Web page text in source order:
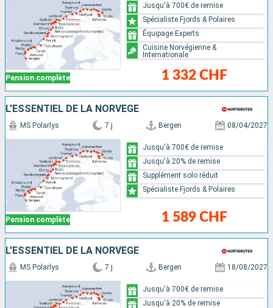
Pension complète 1 332 CHF
Jusqu'à 700€ de remise
Spécialiste Fjords & Polaires
Équipage Experts
Cuisine Norvégienne &
Internationale
L'ESSENTIEL DE LA NORVÈGE
Pension complète
MS Polarlys 7 j Bergen 08/04/2027
1 589 CHF
Jusqu'à 700€ de remise
Jusqu'à 20% de remise
Supplément solo réduit
Spécialiste Fjords & Polaires
L'ESSENTIEL DE LA NORVÈGE
MS Polarlys 7 j Bergen 18/08/2027
Jusqu'à 700€ de remise
Jusqu'à 20% de remise